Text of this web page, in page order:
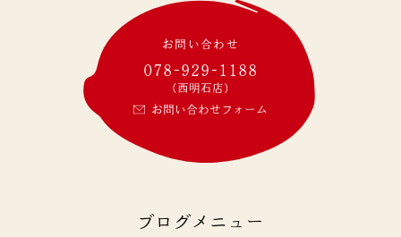
お問い合わせ
078-929-1188
(西明石店)
お問い合わせフォーム
ブログメニュー